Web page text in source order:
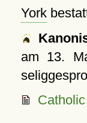
York
am 13.